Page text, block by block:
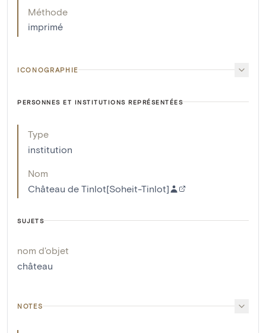
Méthode
imprimé
ICONOGRAPHIE
PERSONNES ET INSTITUTIONS REPRÉSENTÉES
Type
institution
Nom
Château de Tinlot[Soheit-Tinlot]
SUJETS
nom d'objet
château
NOTES